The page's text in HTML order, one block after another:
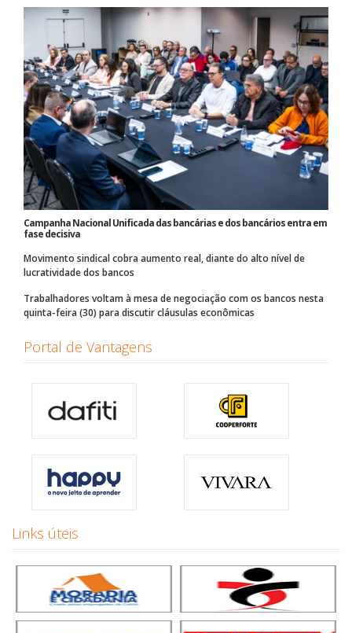
Campanha Nacional Unificada das bancárias e dos bancários entra em
fase decisiva
Movimento sindical cobra aumento real, diante do alto nível de
lucratividade dos bancos
Trabalhadores voltam à mesa de negociação com os bancos nesta
quinta-feira (30) para discutir cláusulas econômicas
Portal de Vantagens
Links úteis